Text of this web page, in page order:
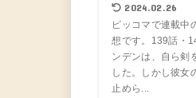
2024.02.26
ピッコマで連載中
想です。139話・
ンデンは、自ら剣
した。しかし彼女
止めら...